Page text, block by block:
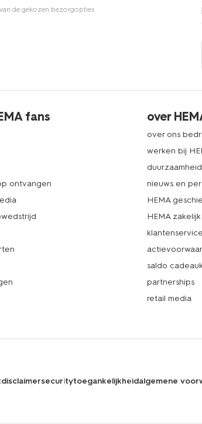
de gekozen bezorgopties
fans
ontvangen
over
over ons
werken bij
duurzaamheid
nieuws en
HEMA
HEMA zakelijk
klantenservice
saldo
partnerships
retail media
disclaimersecuritytoegankelijkheidalgemene